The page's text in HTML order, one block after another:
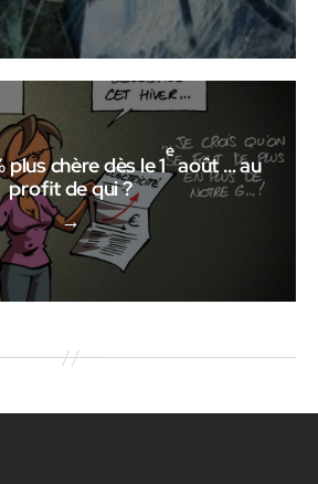
→
plus chère dès le 1
e
août … au
profit de qui ?